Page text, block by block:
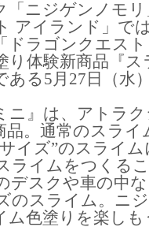
「ニジゲンノモ
アイランド」で
ドラゴンクエス
り体験新商品『
ある5月27日（水
ニ』は、アトラ
品。通常のスラ
イズ”のスライ
ライムをつくる
デスクや車の中
のスライム。ニ
ム色塗りを楽しも